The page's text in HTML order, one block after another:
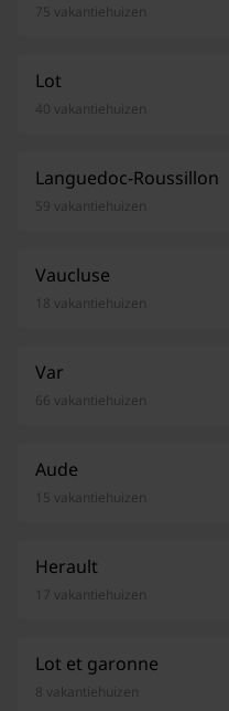
75 vakantiehuizen
Lot
40 vakantiehuizen
Languedoc-Roussillon
59 vakantiehuizen
Vaucluse
18 vakantiehuizen
Var
66 vakantiehuizen
Aude
15 vakantiehuizen
Herault
17 vakantiehuizen
Lot et garonne
8 vakantiehuizen